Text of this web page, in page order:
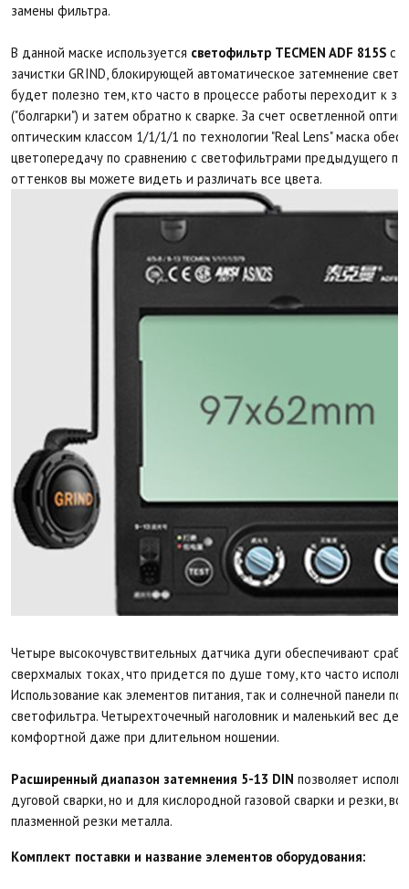
замены фильтра.
В данной маске используется светофильтр TECMEN ADF 815S с
зачистки GRIND, блокирующей автоматическое затемнение
будет полезно тем, кто часто в процессе работы переходит к
("болгарки") и затем обратно к сварке. За счет осветленной
оптическим классом 1/1/1/1 по технологии "Real Lens" маска
цветопередачу по сравнению с светофильтрами предыдущего
оттенков вы можете видеть и различать все цвета.
Четыре высокочувствительных датчика дуги обеспечивают
сверхмалых токах, что придется по душе тому, кто часто
Использование как элементов питания, так и солнечной панели
светофильтра. Четырехточечный наголовник и маленький вес
комфортной даже при длительном ношении.
Расширенный диапазон затемнения 5-13 DIN позволяет
дуговой сварки, но и для кислородной газовой сварки и резки,
плазменной резки металла.
Комплект поставки и название элементов оборудования: